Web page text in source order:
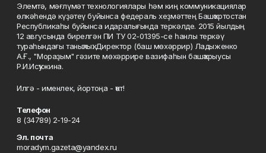
Элемтә, мәғлүмәт технологиялары һәм киң коммуникациялар
өлкәһендә күҙәтеү буйынса федераль хеҙмәттең Башҡортостан
Республикаһы буйынса идаралығында теркәлде. 2015 йылдың
12 авгусында бирелгән ПИ ТУ 02-01395-се һанлы теркәү
тураһындағы таныҡлыҡ. Директор (баш мөхәррир) Ладыженко
А.Ғ., "Мораҙым" гәзите мөхәррире вазифаһын башҡарыусы
Р.И.Исҡужина.
Илгә - именлек, йортоңа - ҡот!
Телефон
8 (34789) 2-19-24
Эл. почта
moradym.gazeta@yandex.ru